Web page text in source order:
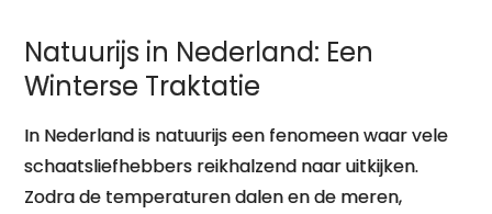
Natuurijs in Nederland: Een
Winterse Traktatie
In Nederland is natuurijs een fenomeen waar vele
schaatsliefhebbers reikhalzend naar uitkijken.
Zodra de temperaturen dalen en de meren,